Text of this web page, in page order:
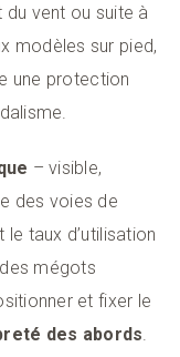
du vent ou suite à
modèles sur pied,
une protection
– visible,
des voies de
taux d’utilisation
mégots
et fixer le
des abords